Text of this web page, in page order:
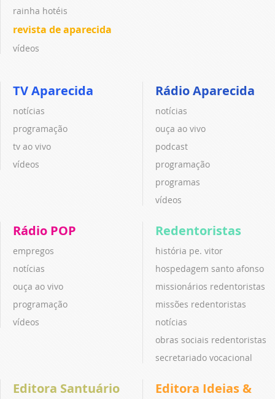
rainha hotéis
revista de aparecida
vídeos
TV Aparecida
notícias
programação
tv ao vivo
vídeos
Rádio Aparecida
notícias
ouça ao vivo
podcast
programação
programas
vídeos
Rádio POP
empregos
notícias
ouça ao vivo
programação
vídeos
Redentoristas
história pe. vitor
hospedagem santo afonso
missionários redentoristas
missões redentoristas
notícias
obras sociais redentoristas
secretariado vocacional
Editora Santuário
Editora Ideias &